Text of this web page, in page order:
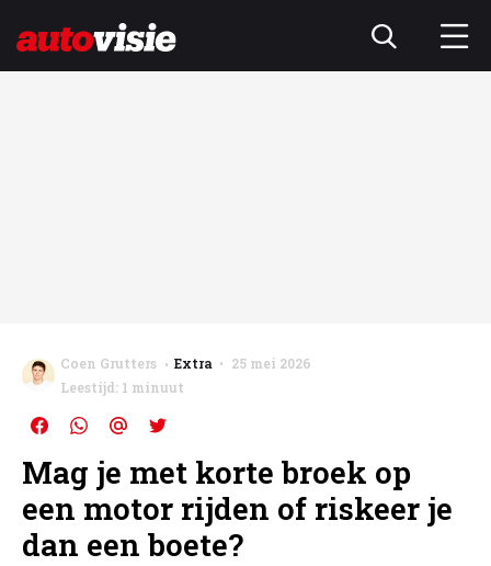
Coen Grutters Extra
25 mei 2026
Leestijd: 1 minuut
Mag je met korte broek op
een motor rijden of riskeer je
dan een boete?